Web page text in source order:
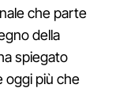
che parte
della
spiegato
oggi più che